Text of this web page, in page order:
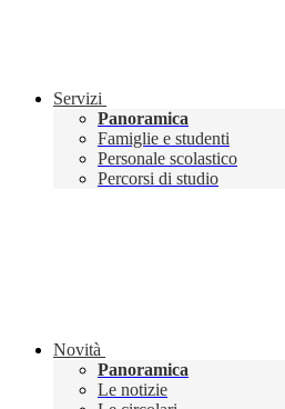
Servizi
Panoramica
Famiglie e studenti
Personale scolastico
Percorsi di studio
Novità
Panoramica
Le notizie